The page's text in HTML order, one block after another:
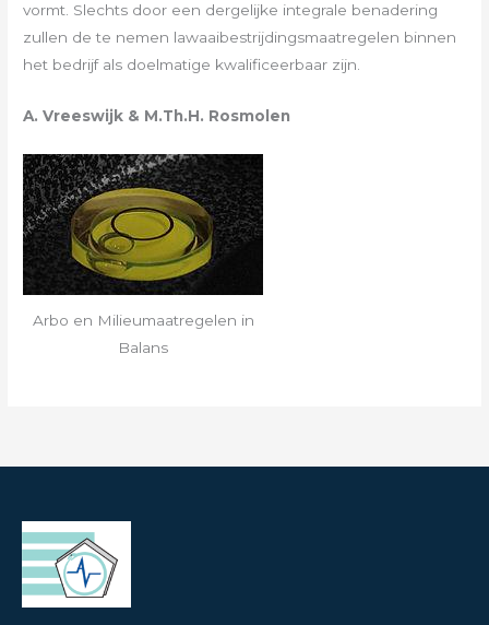
vormt. Slechts door een dergelijke integrale benadering
zullen de te nemen lawaaibestrijdingsmaatregelen binnen
het bedrijf als doelmatige kwalificeerbaar zijn.
A. Vreeswijk & M.Th.H. Rosmolen
Arbo en Milieumaatregelen in
Balans